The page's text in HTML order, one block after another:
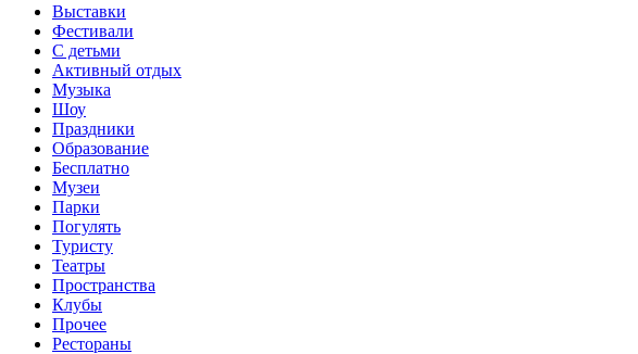
Выставки
Фестивали
С детьми
Активный отдых
Музыка
Шоу
Праздники
Образование
Бесплатно
Музеи
Парки
Погулять
Туристу
Театры
Пространства
Клубы
Прочее
Рестораны